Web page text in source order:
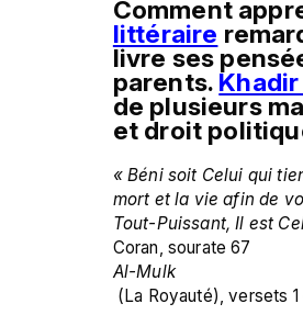
littéraire
livre ses
parents. Khadir
de plusieurs
et droit
« Béni soit Celui qui
mort et la vie afin de
Tout-Puissant, Il est
Coran, sourate 67
Al-Mulk